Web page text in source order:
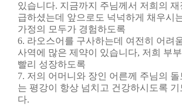
있습니다. 지금까지 주님께서 저희의
급하셨는데 앞으로도 넉넉하게 채우시
가정의
모두가 경험하도록
6. 라오스어를 구사하는데 여전히 어려
사역에 많은 제약이 있습니다, 저희 부
빨리 성장하도록
7. 저의 어머니와 장인 어른께 주님의
는 평강이 항상 넘치고 건강하시도록 기
다.